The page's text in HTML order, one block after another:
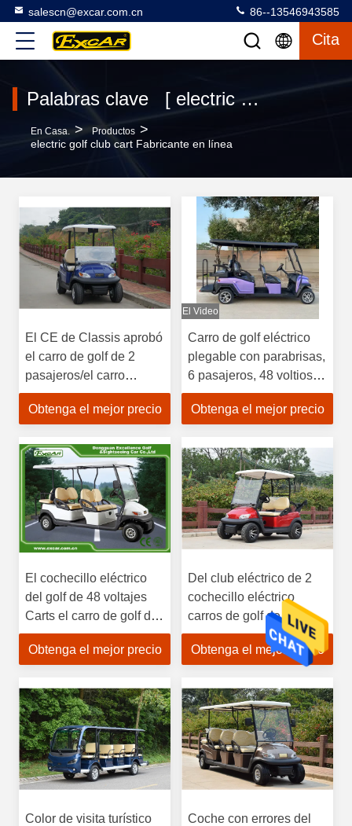
salescn@excar.com.cn 86--13546943585
Cita
Palabras clave [ electric golf club cart ] Encuentro 0 productos
En Casa. > Productos >
electric golf club cart Fabricante en línea
El CE de Classis aprobó
el carro de golf de 2
pasajeros/el carro
eléctrico de Golf Club
Obtenga el mejor precio
El Video
Carro de golf eléctrico
plegable con parabrisas,
6 pasajeros, 48 voltios,
batería Trojan, motor DC
AC, controlador Curtis,
sistema de carga rápida
Obtenga el mejor precio
El cochecillo eléctrico
del golf de 48 voltajes
Carts el carro de golf del
coche del club de Typee
del combustible del
Obtenga el mejor precio
Del club eléctrico de 2
cochecillo eléctrico
carros de golf de la
persona con el soporte
de la bolsa de golf con la
Obtenga el mejor precio
Color de visita turístico
Coche con errores del